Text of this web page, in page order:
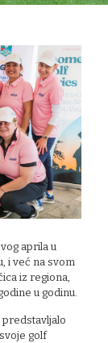
aprila u
i već na svom
iz regiona,
u godinu.
golf